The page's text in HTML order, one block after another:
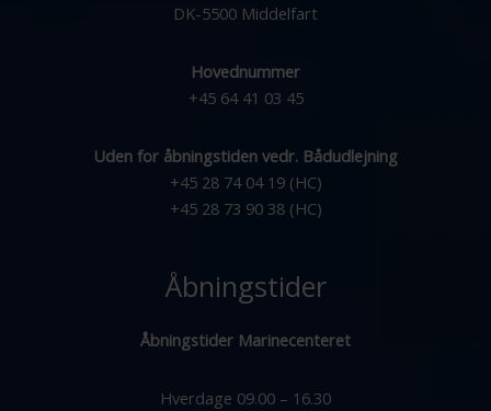
DK-5500 Middelfart
Hovednummer
+45 64 41 03 45
Uden for åbningstiden vedr. Bådudlejning
+45 28 74 04 19 (HC)
+45 28 73 90 38 (HC)
Åbningstider
Åbningstider Marinecenteret
Hverdage 09.00 – 16.30